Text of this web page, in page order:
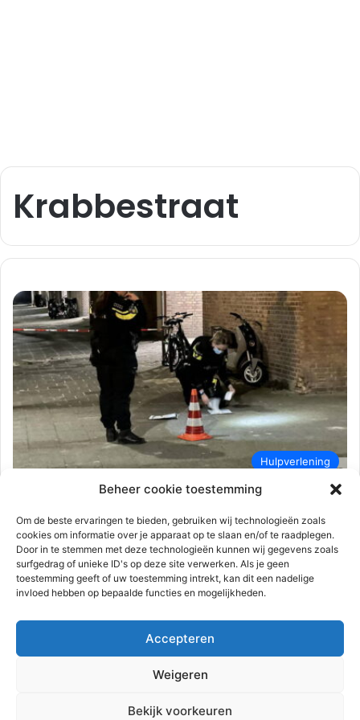
Beheer cookie toestemming
Om de beste ervaringen te bieden, gebruiken wij technologieën zoals
cookies om informatie over je apparaat op te slaan en/of te raadplegen.
Door in te stemmen met deze technologieën kunnen wij gegevens zoals
surfgedrag of unieke ID's op deze site verwerken. Als je geen
toestemming geeft of uw toestemming intrekt, kan dit een nadelige
invloed hebben op bepaalde functies en mogelijkheden.
Accepteren
Weigeren
Bekijk voorkeuren
Krabbestraat
Hulpverlening
17 maart 2023 0 1.218
Persoon lost schoten in woonwijk |
Krabbestraat Rotterdam
Rotterdam – Vrijdagavond 17 maart omstreeks 21.40 uur heeft
een schietpartij plaatsgevonden aan de Krabbestraat. Na een